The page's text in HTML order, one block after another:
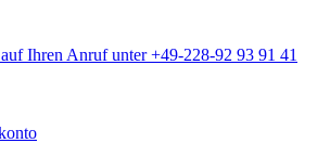
Ihren Anruf unter +49-228-92 93 91 41